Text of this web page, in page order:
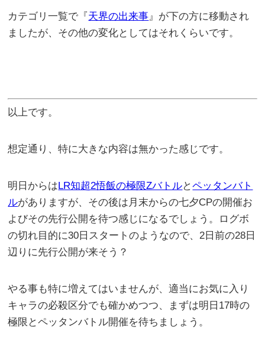
カテゴリ一覧で『天界の出来事』が下の方に移動され
ましたが、その他の変化としてはそれくらいです。
以上です。
想定通り、特に大きな内容は無かった感じです。
明日からは LR知超2悟飯の極限Zバトルとペッタンバト
ルがありますが、その後は月末からの七夕CPの開催お
よびその先行公開を待つ感じになるでしょう。ログボ
の切れ目的に30日スタートのようなので、2日前の28日
辺りに先行公開が来そう？
やる事も特に増えてはいませんが、適当にお気に入り
キャラの必殺区分でも確かめつつ、まずは明日17時の
極限とペッタンバトル開催を待ちましょう。